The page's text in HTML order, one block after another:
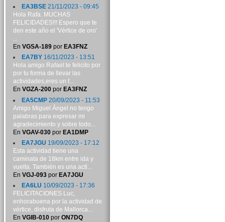
EA3BSE21/11/2023 - 09:45
Hola Rafa. MUCHAS
FELICIDADES!!! Espero que te
den este año el 'Vértice de oro'
...
En VGSA-189por EA3FNZ
EA7BY16/11/2023 - 13:51
Hola amigo Rafael:te felicito por
por tu forma de llevar las
actividades,eres un f...
En VGZA-200por EA3FNZ
EA5CMP20/09/2023 - 11:53
Amigo Miguel Ángel no tengo
palabras para expresar mi
agradecimiento y sobre todo...
En VGAV-030por EA1DMP
EA7JGU 19/09/2023 - 17:12
Esta actividad tiene una
caminata de 18km entre ida y
vuelta. También es una acti...
En VGJ-093por EA7JGU
EA6LU 10/09/2023 - 17:36
FELICITACIONES Luc,
enhorabuena por la actividad de
vértice, disfruta de Mallorca...
En VGIB-010por ON7DQ